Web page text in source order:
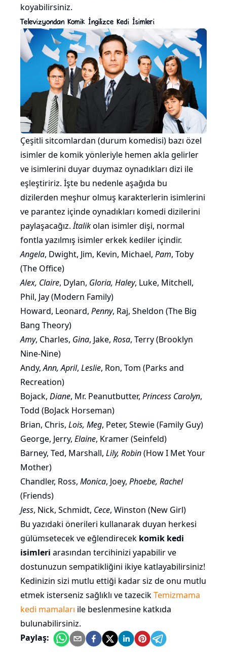
koyabilirsiniz.
Televizyondan Komik İngilizce Kedi İsimleri
Çeşitli sitcomlardan (durum komedisi) bazı özel
isimler de komik yönleriyle hemen akla gelirler
ve isimlerini duyar duymaz oynadıkları dizi ile
eşleştiririz. İşte bu nedenle aşağıda bu
dizilerden meşhur olmuş karakterlerin isimlerini
ve parantez içinde oynadıkları komedi dizilerini
paylaşacağız.İtalikolan isimler dişi, normal
fontla yazılmış isimler erkek kediler içindir.
Angela, Dwight, Jim, Kevin, Michael, Pam, Toby
(The Office)
Alex, Claire, Dylan, Gloria, Haley, Luke, Mitchell,
Phil, Jay (Modern Family)
Howard, Leonard, Penny, Raj, Sheldon (The Big
Bang Theory)
Amy, Charles, Gina, Jake, Rosa, Terry (Brooklyn
Nine-Nine)
Andy,Ann, April, Leslie, Ron, Tom (Parks and
Recreation)
Bojack, Diane, Mr. Peanutbutter, Princess Carolyn,
Todd (BoJack Horseman)
Brian, Chris, Lois, Meg, Peter, Stewie (Family Guy)
George, Jerry, Elaine, Kramer (Seinfeld)
Barney, Ted, Marshall, Lily, Robin(How I Met Your
Mother)
Chandler, Ross, Monica, Joey, Phoebe, Rachel
(Friends)
Jess, Nick, Schmidt, Cece, Winston (New Girl)
Bu yazıdaki önerileri kullanarak duyan herkesi
gülümsetecek ve eğlendirecek komik kedi
isimleri arasından tercihinizi yapabilir ve
dostunuzun sempatikliğini ikiye katlayabilirsiniz!
Kedinizin sizi mutlu ettiği kadar siz de onu mutlu
etmek isterseniz sağlıklı ve tazecikTemizmama
kedi mamaları ile beslenmesine katkıda
bulunabilirsiniz.
Paylaş: